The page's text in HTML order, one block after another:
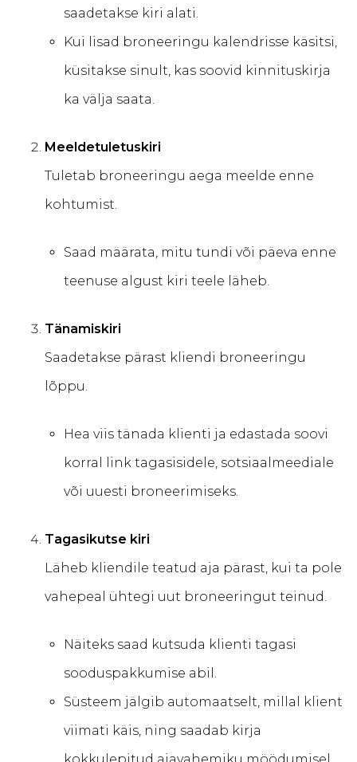
saadetakse kiri alati.
Kui lisad broneeringu kalendrisse käsitsi,
küsitakse sinult, kas soovid kinnituskirja
ka välja saata.
Meeldetuletuskiri
Tuletab broneeringu aega meelde enne
kohtumist.
Saad määrata, mitu tundi või päeva enne
teenuse algust kiri teele läheb.
Tänamiskiri
Saadetakse pärast kliendi broneeringu
lõppu.
Hea viis tänada klienti ja edastada soovi
korral link tagasisidele, sotsiaalmeediale
või uuesti broneerimiseks.
Tagasikutse kiri
Läheb kliendile teatud aja pärast, kui ta pole
vahepeal ühtegi uut broneeringut teinud.
Näiteks saad kutsuda klienti tagasi
sooduspakkumise abil.
Süsteem jälgib automaatselt, millal klient
viimati käis, ning saadab kirja